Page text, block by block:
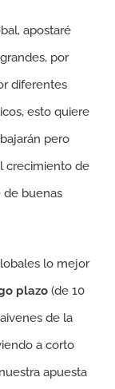
apostaré
por
diferentes
esto quiere
pero
crecimiento de
de buenas
lo mejor
plazo (de 10
de la
a corto
apuesta